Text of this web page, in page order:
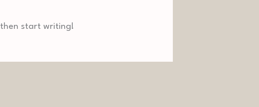
then start writing!